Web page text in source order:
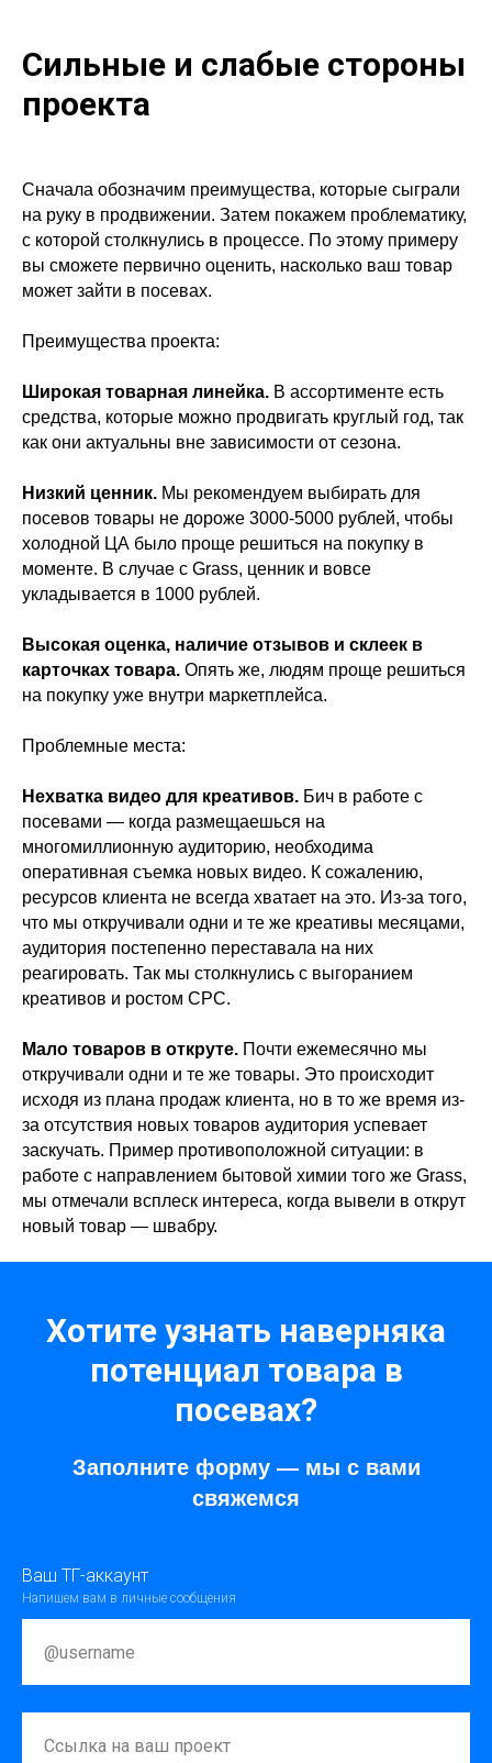
Сильные и слабые стороны
проекта
Сначала обозначим преимущества, которые сыграли
на руку в продвижении. Затем покажем проблематику,
с которой столкнулись в процессе. По этому примеру
вы сможете первично оценить, насколько ваш товар
может зайти в посевах.
Преимущества проекта:
Широкая товарная линейка. В ассортименте есть
средства, которые можно продвигать круглый год, так
как они актуальны вне зависимости от сезона.
Низкий ценник. Мы рекомендуем выбирать для
посевов товары не дороже 3000-5000 рублей, чтобы
холодной ЦА было проще решиться на покупку в
моменте. В случае с Grass, ценник и вовсе
укладывается в 1000 рублей.
Высокая оценка, наличие отзывов и склеек в
карточках товара. Опять же, людям проще решиться
на покупку уже внутри маркетплейса.
Проблемные места:
Нехватка видео для креативов. Бич в работе с
посевами — когда размещаешься на
многомиллионную аудиторию, необходима
оперативная съемка новых видео. К сожалению,
ресурсов клиента не всегда хватает на это. Из-за того,
что мы откручивали одни и те же креативы месяцами,
аудитория постепенно переставала на них
реагировать. Так мы столкнулись с выгоранием
креативов и ростом CPC.
Мало товаров в откруте. Почти ежемесячно мы
откручивали одни и те же товары. Это происходит
исходя из плана продаж клиента, но в то же время из-
за отсутствия новых товаров аудитория успевает
заскучать. Пример противоположной ситуации: в
работе с направлением бытовой химии того же Grass,
мы отмечали всплеск интереса, когда вывели в открут
новый товар — швабру.
Хотите узнать наверняка
потенциал товара в
посевах?
Заполните форму — мы с вами
свяжемся
Ваш ТГ-аккаунт
Напишем вам в личные сообщения